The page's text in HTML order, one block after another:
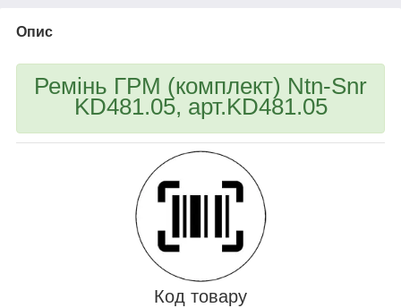
Опис
Ремінь ГРМ (комплект) Ntn-Snr
KD481.05, арт.KD481.05
Код товару